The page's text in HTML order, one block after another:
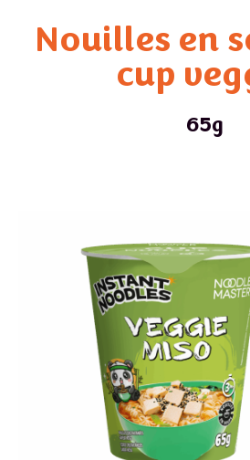
Nouilles en
cup
65g